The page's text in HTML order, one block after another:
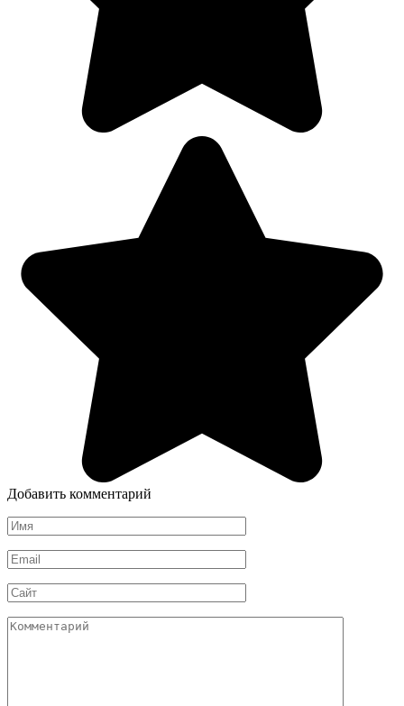
Добавить комментарий
Имя
*
Email
*
Сайт
Комментарий